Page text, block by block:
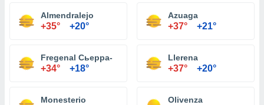
Almendralejo
+35° +20°
Azuaga
+37° +21°
Fregenal Сьерра-
+34° +18°
Llerena
+37° +20°
Monesterio Olivenza